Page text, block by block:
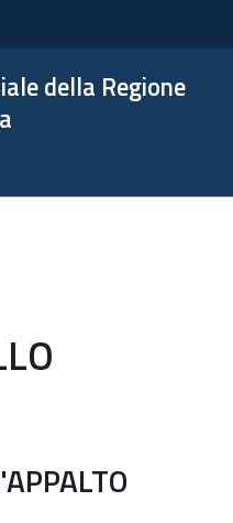
della Regione